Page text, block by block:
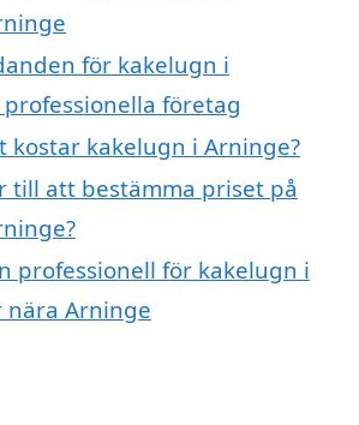
för kakelugn i
företag
kostar kakelugn i Arninge?
till att bestämma priset på
professionell för kakelugn i
nära Arninge